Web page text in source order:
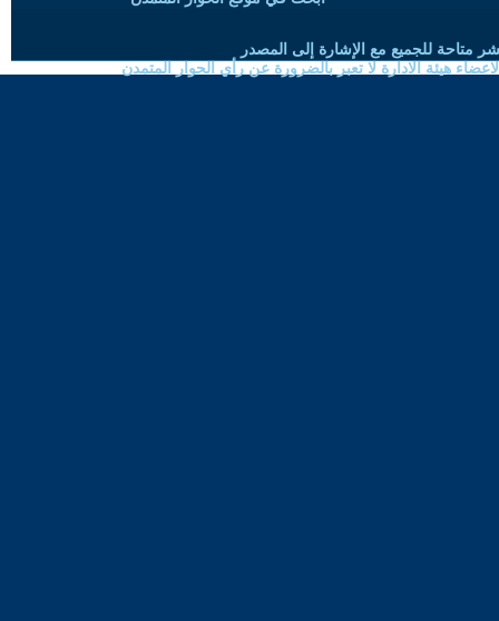
متاحة للجميع مع الإشارة إلى المصدر
هيئة الادارة لا تعبر بالضرورة عن رأي الحوار المتمدن